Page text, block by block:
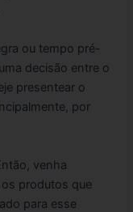
ou tempo pré-
decisão entre o
presentear o
por
venha
produtos que
para esse